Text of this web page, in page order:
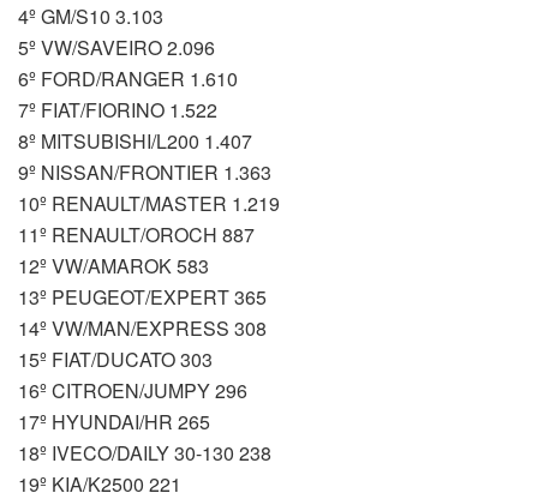
4º GM/S10 3.103
5º VW/SAVEIRO 2.096
6º FORD/RANGER 1.610
7º FIAT/FIORINO 1.522
8º MITSUBISHI/L200 1.407
9º NISSAN/FRONTIER 1.363
10º RENAULT/MASTER 1.219
11º RENAULT/OROCH 887
12º VW/AMAROK 583
13º PEUGEOT/EXPERT 365
14º VW/MAN/EXPRESS 308
15º FIAT/DUCATO 303
16º CITROEN/JUMPY 296
17º HYUNDAI/HR 265
18º IVECO/DAILY 30-130 238
19º KIA/K2500 221